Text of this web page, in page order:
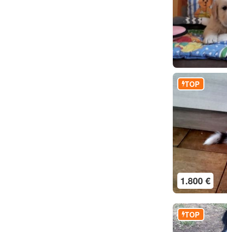
1.800 €
TOP
TOP